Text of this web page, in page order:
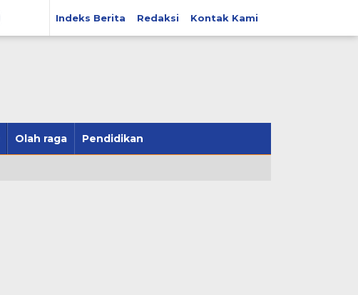
Indeks Berita Redaksi Kontak Kami
Olah raga Pendidikan